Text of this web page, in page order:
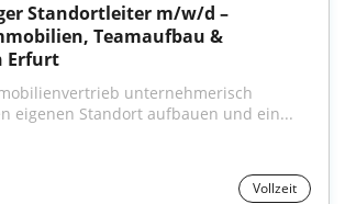
Standortleiter m/w/d –
Teamaufbau &
Erfurt
unternehmerisch
eigenen Standort aufbauen und ein...
Vollzeit